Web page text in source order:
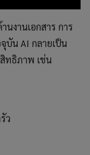
นงานเอกสาร การ
บัน AI กลายเป็น
ทธิภาพ เช่น
ว